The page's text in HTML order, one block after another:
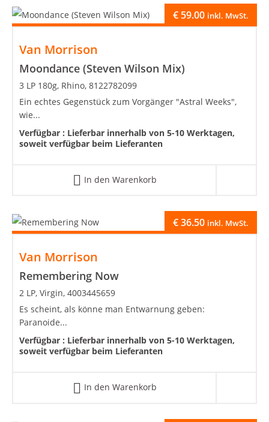
Van Morrison
Moondance (Steven Wilson Mix)
€ 59.00 inkl. MwSt.
3 LP 180g, Rhino, 8122782099
Ein echtes Gegenstück zum Vorgänger "Astral Weeks",
wie...
Verfügbar : Lieferbar innerhalb von 5-10 Werktagen,
soweit verfügbar beim Lieferanten
In den Warenkorb
Van Morrison
Remembering Now
€36.50 inkl. MwSt.
2 LP, Virgin, 4003445659
Es scheint, als könne man Entwarnung geben:
Paranoide...
Verfügbar : Lieferbar innerhalb von 5-10 Werktagen,
soweit verfügbar beim Lieferanten
In den Warenkorb